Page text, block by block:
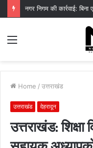
Menu
Home / उत्तराखंड
उत्तराखंड देहरादून
उत्तराखंड: